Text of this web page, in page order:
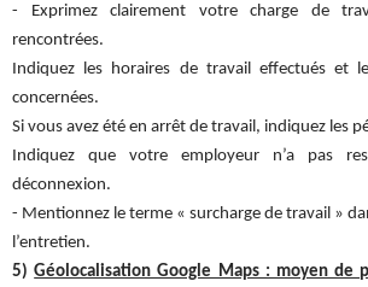
- Exprimez clairement votre charge de
rencontrées.
Indiquez les horaires de travail effectués et
concernées.
Si vous avez été en arrêt de travail, indiquez les
Indiquez que votre employeur n’a pas
déconnexion.
- Mentionnez le terme « surcharge de travail »
l’entretien.
5)Géolocalisation Google Maps : moyen de